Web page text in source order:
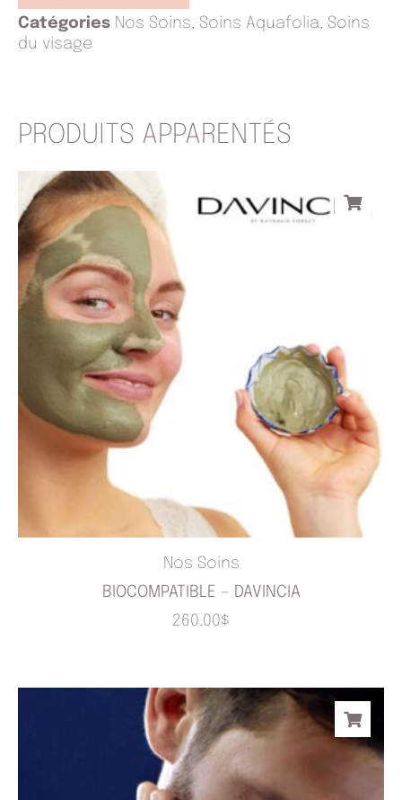
Catégories Nos Soins Soins Aquafolia
Soins
du visage
PRODUITS APPARENTÉS
Nos Soins
BIOCOMPATIBLE – DAVINCIA
260.00$